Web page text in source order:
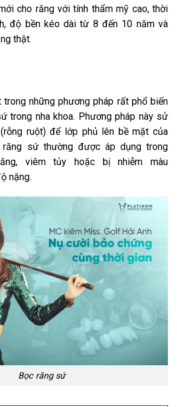
cho răng với tính thẩm mỹ cao, thời
độ bền kéo dài từ 8 đến 10 năm và
thật.
những phương pháp rất phổ biến
trong nha khoa. Phương pháp này sử
ruột) để lớp phủ lên bề mặt của
sứ thường được áp dụng trong
viêm tủy hoặc bị nhiễm màu
nặng.
Bọc răng sứ